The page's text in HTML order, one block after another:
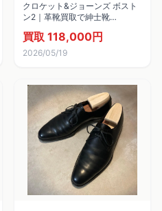
クロケット&ジョーンズ ボスト
ン2｜革靴買取で紳士靴
を買取しました。
買取 118,000円
2026/05/19